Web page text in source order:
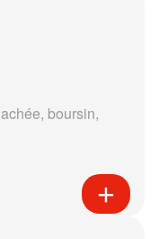
boursin,